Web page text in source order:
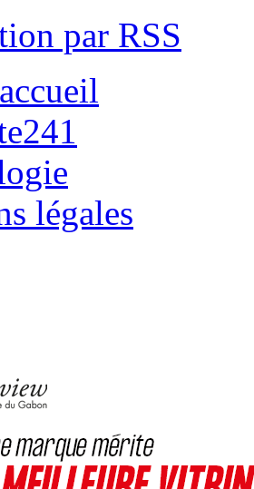
par RSS
légales